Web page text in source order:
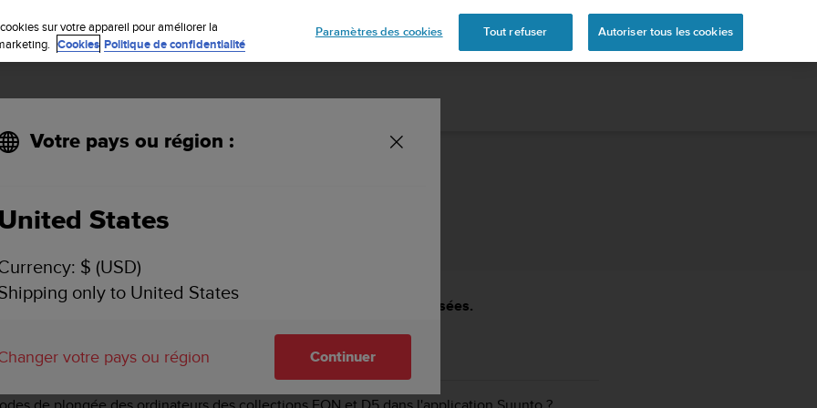
vous à la newsletter et obtenez 5% de remise
SUUNTO EON STEEL
pour trouver les réponses aux questions les plus souvent posées.
?
Votre pays ou région :
States
$ (USD)
only to United States
votre pays ou région Continuer
sur votre appareil pour améliorer la
Cookies Politique de confidentialité
Paramètres des cookies Tout refuser Autoriser tous les cookies